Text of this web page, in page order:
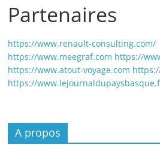
Partenaires
https://www.renault-consulting.com/
https://www.meegraf.com https://
https://www.atout-voyage.com
https://
A propos